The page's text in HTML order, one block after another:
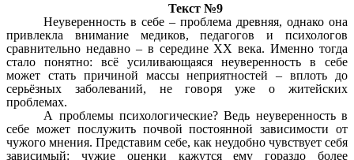
Текст №9
Неуверенность в себе – проблема древняя, однако она
привлекла внимание медиков, педагогов и психологов
сравнительно недавно – в середине XX века. Именно тогда
стало понятно: всё усиливающаяся неуверенность в себе
может стать причиной массы неприятностей – вплоть до
серьёзных заболеваний, не говоря уже о житейских
проблемах.
А проблемы психологические? Ведь неуверенность в
себе может послужить почвой постоянной зависимости от
чужого мнения. Представим себе, как неудобно чувствует себя
зависимый: чужие оценки кажутся ему гораздо более